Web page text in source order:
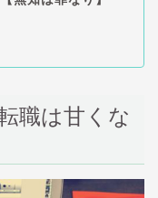
職は甘くな